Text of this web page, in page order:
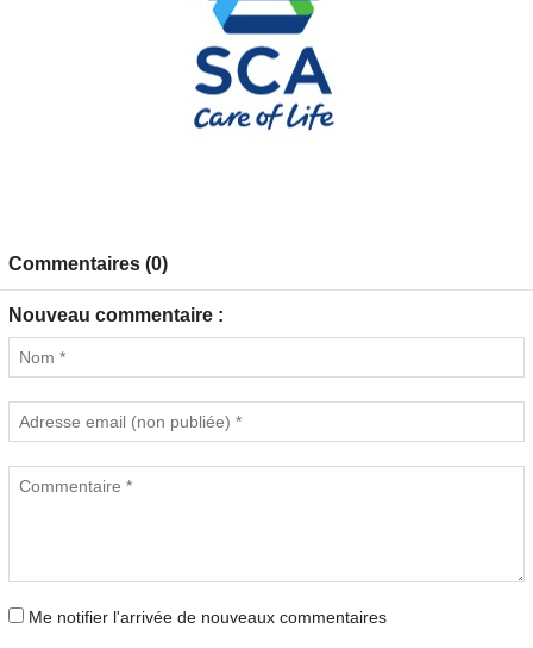
Commentaires (0)
Nouveau commentaire :
Me notifier l'arrivée de nouveaux commentaires